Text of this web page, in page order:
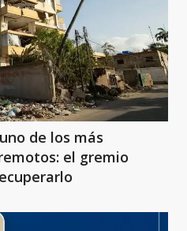
de los más
el gremio